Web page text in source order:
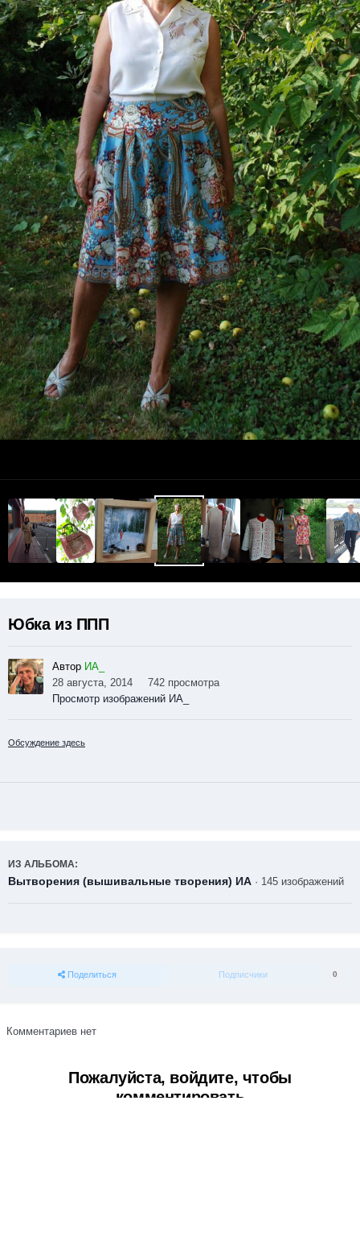
Юбка из ППП
Автор ИА_
28 августа, 2014
742 просмотра
Просмотр изображений ИА_
Обсуждение здесь
ИЗ АЛЬБОМА:
Вытворения (вышивальные творения) ИА · 145 изображений
Поделиться Подписчики 0
Комментариев нет
Пожалуйста, войдите, чтобы
комментировать